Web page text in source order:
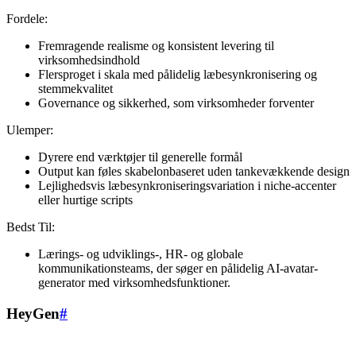
Fordele:
Fremragende realisme og konsistent levering til
virksomhedsindhold
Flersproget i skala med pålidelig læbesynkronisering og
stemmekvalitet
Governance og sikkerhed, som virksomheder forventer
Ulemper:
Dyrere end værktøjer til generelle formål
Output kan føles skabelonbaseret uden tankevækkende design
Lejlighedsvis læbesynkroniseringsvariation i niche-accenter
eller hurtige scripts
Bedst Til:
Lærings- og udviklings-, HR- og globale
kommunikationsteams, der søger en pålidelig AI-avatar-
generator med virksomhedsfunktioner.
HeyGen#